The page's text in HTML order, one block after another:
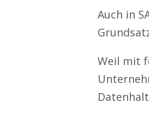
Auch in
Weil mit
0211 946 285 72-40
Ihre